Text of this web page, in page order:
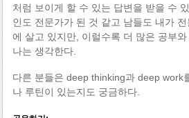
처럼 보이게 할 수 있는 답변을 받을 수
인도 전문가가 된 것 같고 남들도 내가
에 살고 있지만, 이럴수록 더 많은 공부
나는 생각한다.
다른 분들은 deep thinking과 deep work
나 루틴이 있는지도 궁금하다.